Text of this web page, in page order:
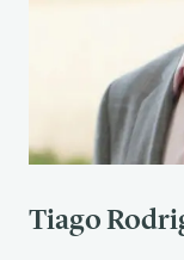
Nils, F.,
Psychology,
Lee, D. S.,
(2019).
Tiago